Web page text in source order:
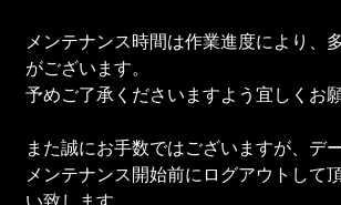
メンテナンス時間は作業進度により、
がございます。
予めご了承くださいますよう宜しくお
また誠にお手数ではございますが、デ
メンテナンス開始前にログアウトして
い致します。